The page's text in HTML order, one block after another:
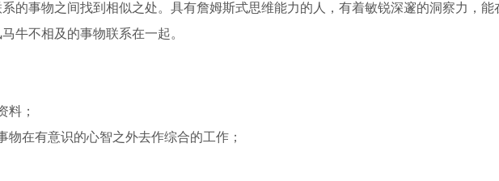
的事物之间找到相似之处。具有詹姆斯式思维能力的人，有着敏锐深邃的洞察力，
牛不相及的事物联系在一起。
料；
物在有意识的心智之外去作综合的工作；